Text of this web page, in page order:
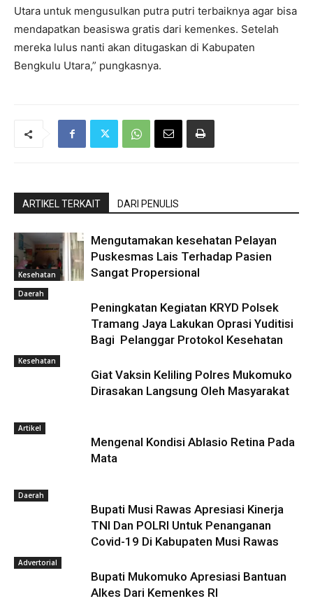
Utara untuk mengusulkan putra putri terbaiknya agar bisa
mendapatkan beasiswa gratis dari kemenkes. Setelah
mereka lulus nanti akan ditugaskan di Kabupaten
Bengkulu Utara,” pungkasnya.
ARTIKEL TERKAIT DARI PENULIS
Kesehatan
Mengutamakan kesehatan Pelayan
Puskesmas Lais Terhadap Pasien
Sangat Propersional
Daerah
Peningkatan Kegiatan KRYD Polsek
Tramang Jaya Lakukan Oprasi Yuditisi
Bagi Pelanggar Protokol Kesehatan
Kesehatan
Giat Vaksin Keliling Polres Mukomuko
Dirasakan Langsung Oleh Masyarakat
Artikel
Mengenal Kondisi Ablasio Retina Pada
Mata
Daerah
Bupati Musi Rawas Apresiasi Kinerja
TNI Dan POLRI Untuk Penanganan
Covid-19 Di Kabupaten Musi Rawas
Advertorial
Bupati Mukomuko Apresiasi Bantuan
Alkes Dari Kemenkes RI